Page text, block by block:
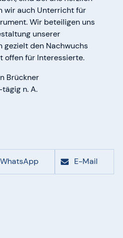
wir auch Unterricht für
Wir beteiligen uns
unserer
gezielt den Nachwuchs
offen für Interessierte.
Brückner
n. A.
WhatsApp E-Mail